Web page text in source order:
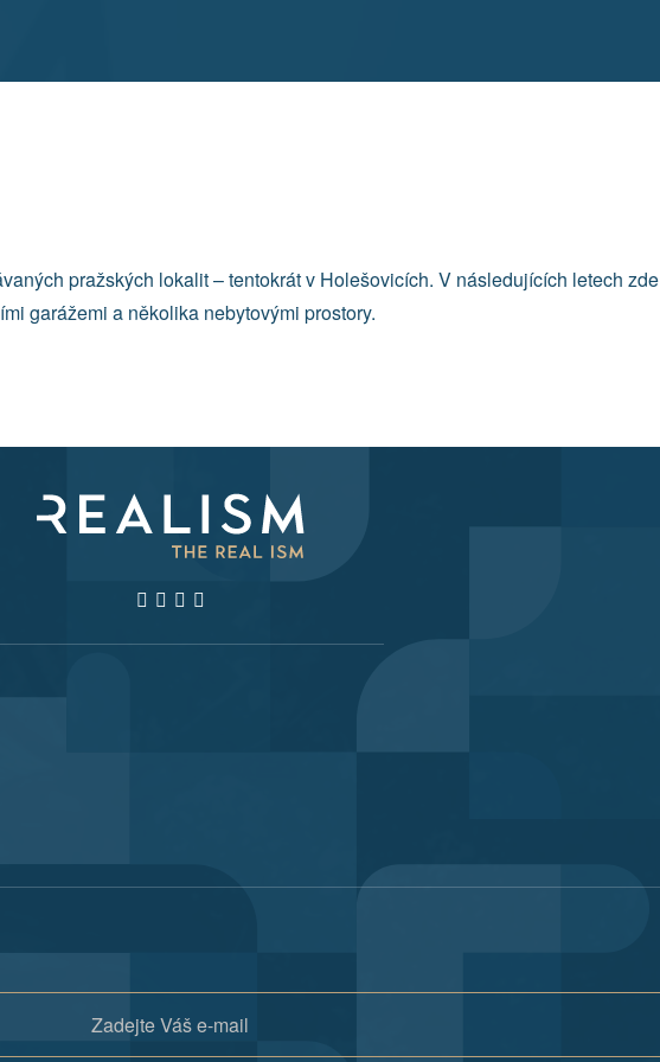
pražských lokalit – tentokrát v Holešovicích. V následujících letech zde
garážemi a několika nebytovými prostory.